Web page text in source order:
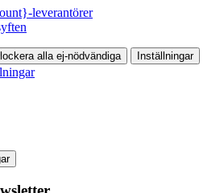
leverantörer
alla ej-nödvändiga
Inställningar